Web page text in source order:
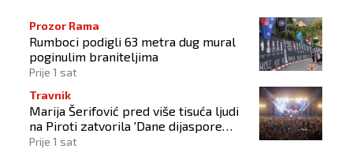
Prozor Rama
Rumboci podigli 63 metra dug mural
poginulim braniteljima
Prije 1 sat
Travnik
Marija Šerifović pred više tisuća ljudi
na Piroti zatvorila 'Dane dijaspore
2026'
Prije 1 sat